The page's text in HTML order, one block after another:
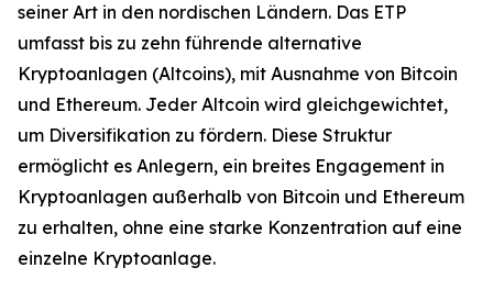
seiner Art in den nordischen Ländern. Das ETP
umfasst bis zu zehn führende alternative
Kryptoanlagen (Altcoins), mit Ausnahme von Bitcoin
und Ethereum. Jeder Altcoin wird gleichgewichtet,
um Diversifikation zu fördern. Diese Struktur
ermöglicht es Anlegern, ein breites Engagement in
Kryptoanlagen außerhalb von Bitcoin und Ethereum
zu erhalten, ohne eine starke Konzentration auf eine
einzelne Kryptoanlage.